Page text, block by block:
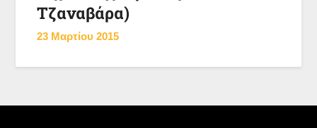
Τζαναβάρα)
23 Μαρτίου 2015